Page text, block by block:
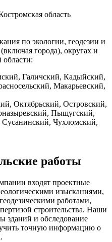
по экологии, геодезии и
города), округах и
Галичский, Кадыйский,
Макарьевский,
Октябрьский, Островский,
Пыщугский,
Чухломский,
работы
входят проектные
изысканиями,
работами,
строительства. Наши
зданий и обследование
точную информацию о